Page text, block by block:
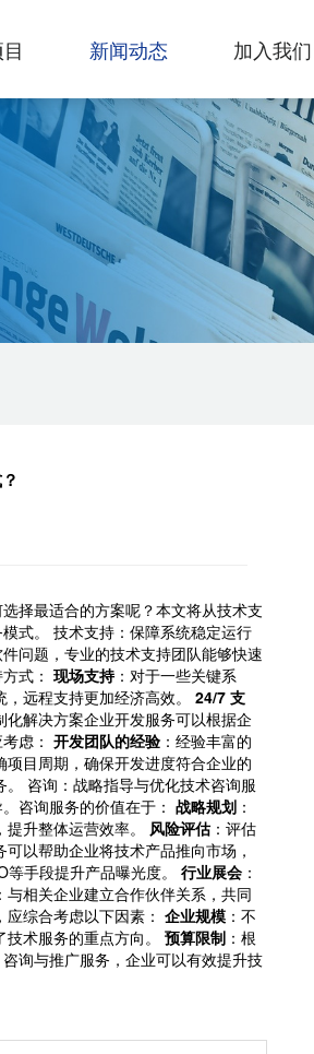
新闻动态 加入我们
择最适合的方案呢？本文将从技术支
式。 技术支持：保障系统稳定运行
问题，专业的技术支持团队能够快速
方式：现场支持：对于一些关键系
，远程支持更加经济高效。24/7 支
解决方案企业开发服务可以根据企
考虑：开发团队的经验 ：经验丰富的
项目周期，确保开发进度符合企业的
。 咨询：战略指导与优化技术咨询服
咨询服务的价值在于：战略规划 ：
提升整体运营效率。 风险评估：评估
以帮助企业将技术产品推向市场，
等手段提升产品曝光度。行业展会 ：
与相关企业建立合作伙伴关系，共同
应综合考虑以下因素：企业规模 ：不
技术服务的重点方向。预算限制 ：根
询与推广服务，企业可以有效提升技